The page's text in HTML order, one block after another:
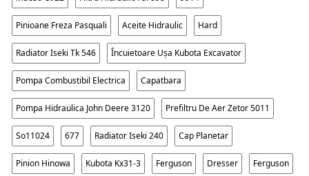
Pinioane Freza Pasquali Aceite Hidraulic Hard
Radiator Iseki Tk 546 Încuietoare Ușa Kubota Excavator
Pompa Combustibil Electrica Capatbara
Pompa Hidraulica John Deere 3120 Prefiltru De Aer Zetor 5011
So11024 677 Radiator Iseki 240 Cap Planetar
Pinion Hinowa Kubota Kx31-3 Ferguson Dresser Ferguson